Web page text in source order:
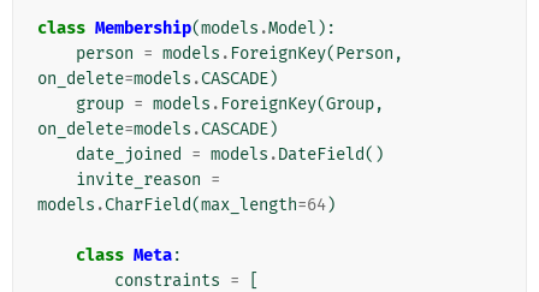
class Membership(models .Model ):
person = models . ForeignKey(Person ,
on_delete=models .CASCADE)
group = models . ForeignKey(Group,
on_delete=models .CASCADE)
date_joined
= models .DateField()
invite_reason =
models .CharField(max_length=64)
class Meta:
constraints =